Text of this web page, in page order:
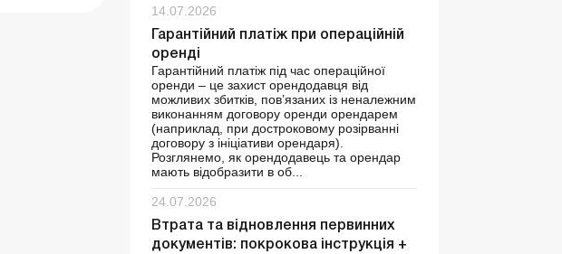
14.07.2026
Гарантійний платіж при операційній
оренді
Гарантійний платіж під час операційної
оренди – це захист орендодавця від
можливих збитків, пов’язаних із неналежним
виконанням договору оренди орендарем
(наприклад, при достроковому розірванні
договору з ініціативи орендаря).
Розглянемо, як орендодавець та орендар
мають відобразити в об...
24.07.2026
Втрата та відновлення первинних
документів: покрокова інструкція +